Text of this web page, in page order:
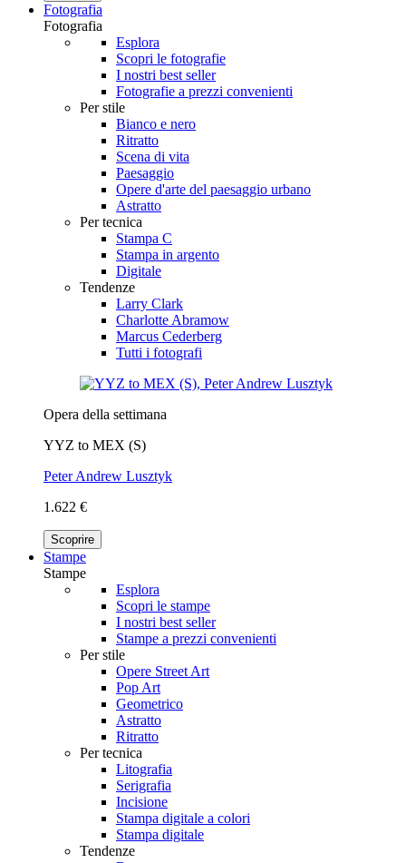
Fotografia
Fotografia
Esplora
Scopri le fotografie
I nostri best seller
Fotografie a prezzi convenienti
Per stile
Bianco e nero
Ritratto
Scena di vita
Paesaggio
Opere d'arte del paesaggio urbano
Astratto
Per tecnica
Stampa C
Stampa in argento
Digitale
Tendenze
Larry Clark
Charlotte Abramow
Marcus Cederberg
Tutti i fotografi
Opera della settimana
YYZ to MEX (S)
Peter Andrew Lusztyk
1.622 €
Scoprire
Stampe
Stampe
Esplora
Scopri le stampe
I nostri best seller
Stampe a prezzi convenienti
Per stile
Opere Street Art
Pop Art
Geometrico
Astratto
Ritratto
Per tecnica
Litografia
Serigrafia
Incisione
Stampa digitale a colori
Stampa digitale
Tendenze